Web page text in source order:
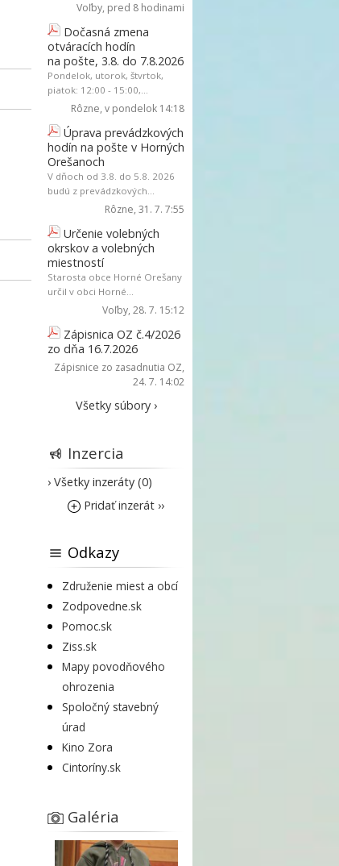
Voľby, pred 8 hodinami
Dočasná zmena
otváracích hodín
na pošte, 3.8. do 7.8.2026
Pondelok, utorok, štvrtok,
piatok: 12:00 - 15:00,...
Rôzne, v pondelok 14:18
Úprava prevádzkových
hodín na pošte v Horných
Orešanoch
V dňoch od 3.8. do 5.8. 2026
budú z prevádzkových...
Rôzne, 31. 7. 7:55
Určenie volebných
okrskov a volebných
miestností
Starosta obce Horné Orešany
určil v obci Horné...
Voľby, 28. 7. 15:12
Zápisnica OZ č.4/2026
zo dňa 16.7.2026
Zápisnice zo zasadnutia OZ,
24. 7. 14:02
Všetky súbory ›
Inzercia
› Všetky inzeráty (0)
Pridať inzerát ››
Odkazy
Združenie miest a obcí
Zodpovedne.sk
Pomoc.sk
Ziss.sk
Mapy povodňového
ohrozenia
Spoločný stavebný
úrad
Kino Zora
Cintoríny.sk
Galéria